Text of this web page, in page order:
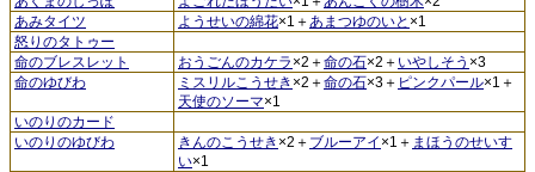
あみタイツ
ようせいの綿花×1＋あまつゆのいと ×1
怒りのタトゥー
命のブレスレット
おうごんのカケラ ×2＋命の石×2＋ いやしそう ×3
命のゆびわ
ミスリルこうせき ×2＋命の石×3＋ ピンクパール×1＋
天使のソーマ×1
いのりのカード
いのりのゆびわ
きんのこうせき ×2＋ ブルーアイ ×1＋ まほうのせいす
い×1